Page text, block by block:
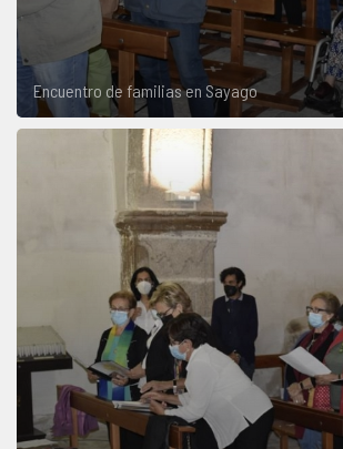
Encuentro de familias en Sayago